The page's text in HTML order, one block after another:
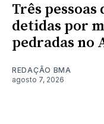
Três pessoas
detidas por
pedradas no
REDAÇÃO BMA
agosto 7, 2026